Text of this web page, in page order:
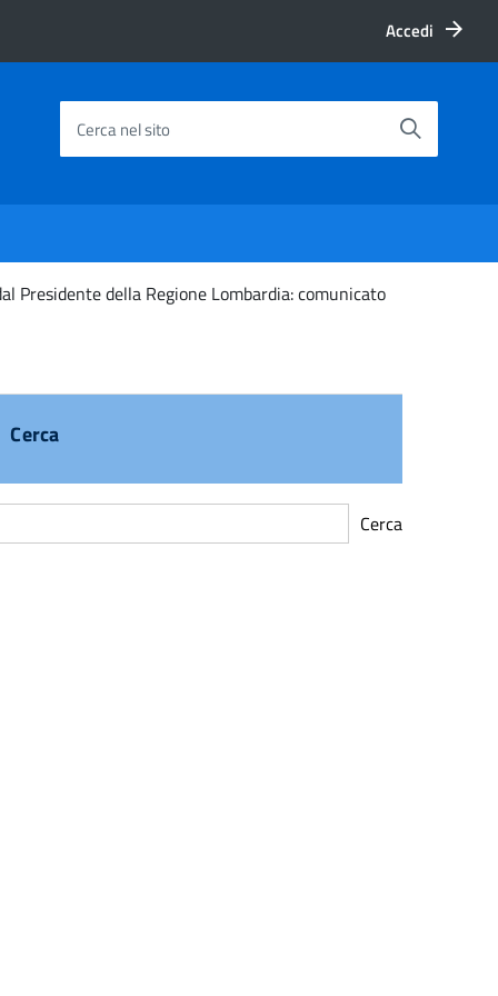
Accedi
Cerca nel sito
Presidente della Regione Lombardia: comunicato
Cerca
Cerca